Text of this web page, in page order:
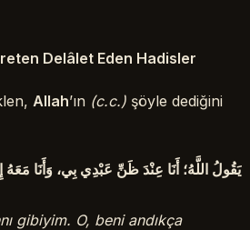
Delâlet Eden Hadisler
Allah’ın (c.c.) şöyle dediğini
يَقُولُ اللَّهُ؛ أَنَا عِنْدَ ظَنِّ عَبْدِي بِي، وَأَنَا
gibiyim. O, beni andıkça